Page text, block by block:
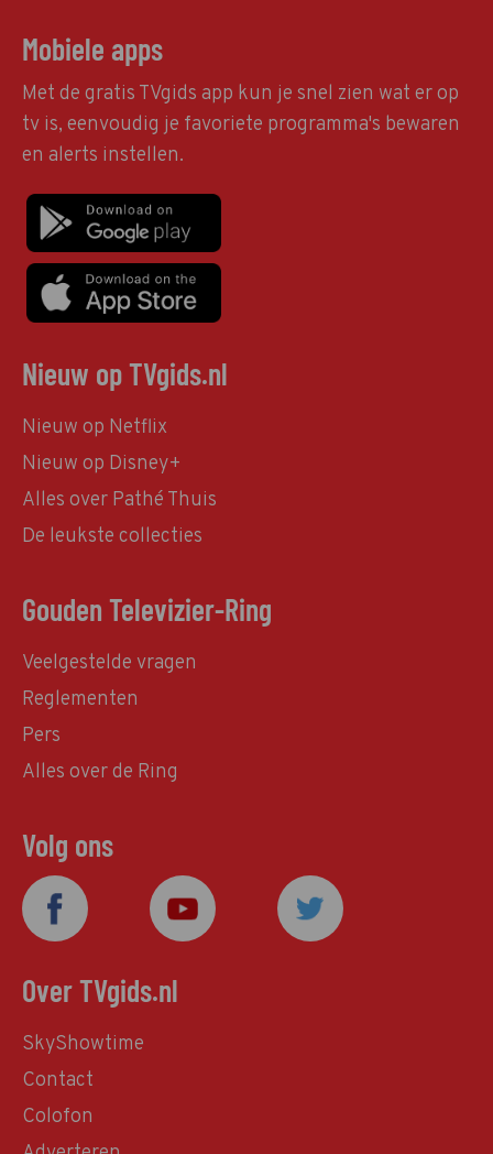
Mobiele apps
Met de gratis TVgids app kun je snel zien wat er op
tv is, eenvoudig je favoriete programma's bewaren
en alerts instellen.
Nieuw op TVgids.nl
Nieuw op Netflix
Nieuw op Disney+
Alles over Pathé Thuis
De leukste collecties
Gouden Televizier-Ring
Veelgestelde vragen
Reglementen
Pers
Alles over de Ring
Volg ons
Over TVgids.nl
SkyShowtime
Contact
Colofon